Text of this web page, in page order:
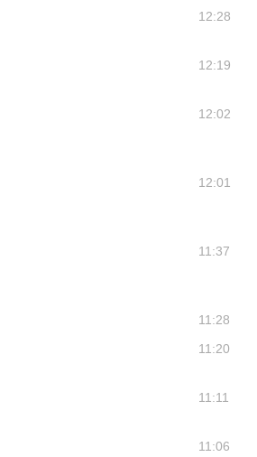
12:28
12:19
12:02
12:01
11:37
11:28
11:20
11:11
11:06